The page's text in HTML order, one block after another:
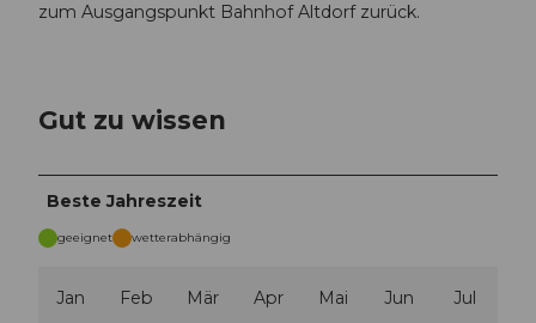
zum Ausgangspunkt Bahnhof Altdorf zurück.
Gut zu wissen
Beste Jahreszeit
geeignet wetterabhängig
Jan Feb Mär Apr Mai Jun Jul